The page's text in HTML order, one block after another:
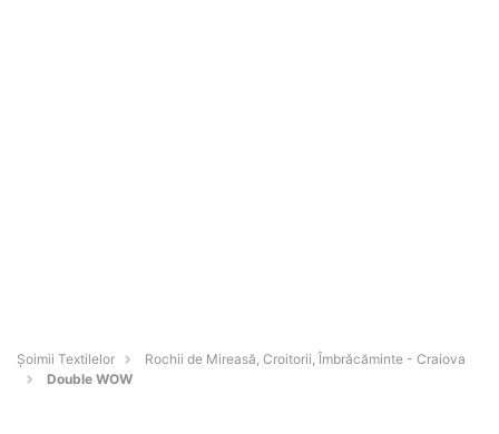
Șoimii Textilelor
Rochii de Mireasă, Croitorii, Îmbrăcăminte - Craiova
Double WOW